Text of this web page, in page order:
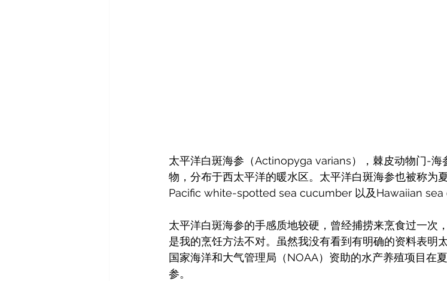
太平洋白斑海参（Actinopyga varians），棘皮动物门-
物，分布于西太平洋的暖水区。太平洋白斑海参也被称为
Pacific white-spotted sea cucumber 以及Hawaiian sea
太平洋白斑海参的手感质地较硬，曾经捕捞来烹食过一次
是我的烹饪方法不对。虽然我没有看到有明确的资料表明
国家海洋和大气管理局（NOAA）资助的水产养殖项目在
参。